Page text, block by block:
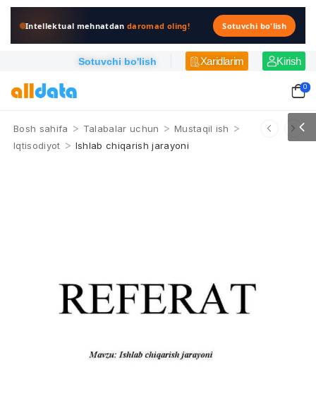
Intellektual mehnatdandaromad oling! Sotuvchi bo'lish
Sotuvchi bo'lish Xaridlarim Kirish
0
Bosh sahifa > Talabalar uchun > Mustaqil ish >
Iqtisodiyot > Ishlab chiqarish jarayoni